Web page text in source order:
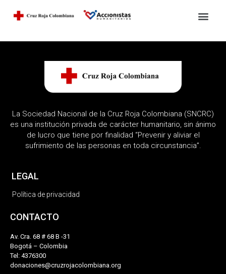
La Sociedad Nacional de la Cruz Roja Colombiana (SNCRC)
es una institución privada de carácter humanitario, sin ánimo
de lucro que tiene por finalidad “Prevenir y aliviar el
sufrimiento de las personas en toda circunstancia”.
LEGAL
Política de privacidad
CONTACTO
Av. Cra. 68 # 68 B -31
Bogotá – Colombia
Tel: 4376300
donaciones@cruzrojacolombiana.org